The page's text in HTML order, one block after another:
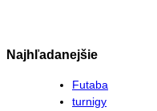
Najhľadanejšie
Futaba
turnigy